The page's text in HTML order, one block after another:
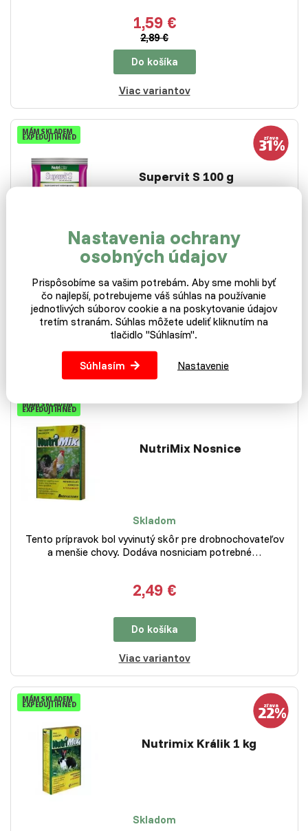
1,59 €
2,89 €
Do košíka
Viac variantov
MÁM SKLADEM
EXPEDUJI IHNED
Supervit S 100 g
Skladom
Prípravok je vhodný podávať v období stresu zvieraťa.
Pozor, Supervit S 100 g je určený pre cicavce…
1,99 €
2,89 €
Do košíka
MÁM SKLADEM
EXPEDUJI IHNED
NutriMix Nosnice
Skladom
Tento prípravok bol vyvinutý skôr pre drobnochovateľov
a menšie chovy. Dodáva nosniciam potrebné…
2,49 €
Do košíka
Viac variantov
MÁM SKLADEM
EXPEDUJI IHNED
Nutrimix Králik 1 kg
Skladom
Nastavenia ochrany
osobných údajov
Prispôsobíme sa vašim potrebám. Aby sme mohli byť
čo najlepší, potrebujeme váš súhlas na používanie
jednotlivých súborov cookie a na poskytovanie údajov
tretím stranám. Súhlas môžete udeliť kliknutím na
tlačidlo "Súhlasím".
Súhlasím Nastavenie